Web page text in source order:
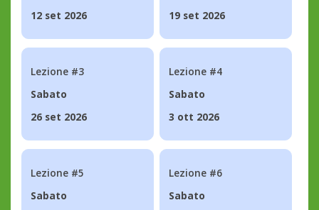
12 set 2026
19 set 2026
Lezione #3
Sabato
26 set 2026
Lezione #4
Sabato
3 ott 2026
Lezione #5
Sabato
Lezione #6
Sabato